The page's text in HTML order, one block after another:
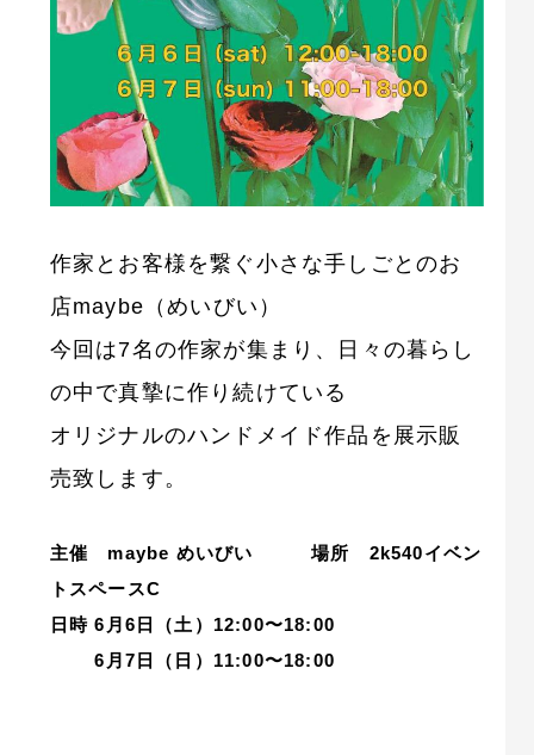
作家とお客様を繋ぐ小さな手しごとのお
店maybe（めいびい）
今回は7名の作家が集まり、日々の暮らし
の中で真摯に作り続けている
オリジナルのハンドメイド作品を展示販
売致します。
主催 maybe めいびい 場所 2k540イベン
トスペースC
日時 6月6日（土）12:00〜18:00
6月7日（日）11:00〜18:00